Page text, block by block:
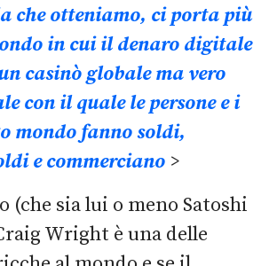
che otteniamo, ci porta più
in cui il denaro digitale
casinò globale ma vero
con il quale le persone e i
mondo fanno soldi,
e commerciano >
(che sia lui o meno Satoshi
Wright è una delle